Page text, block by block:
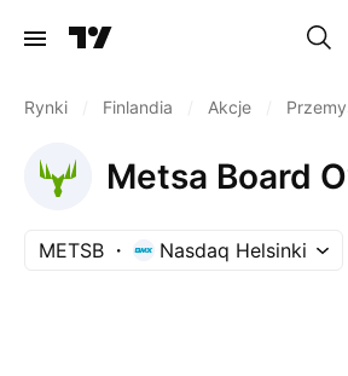
Rynki Finlandia Akcje
Metsa Board
METSB Nasdaq Helsinki